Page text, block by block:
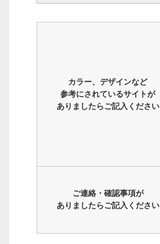
カラー、デザインなど
参考にされているサイトが
ありましたらご記入ください
ご連絡・確認事項が
ありましたらご記入ください